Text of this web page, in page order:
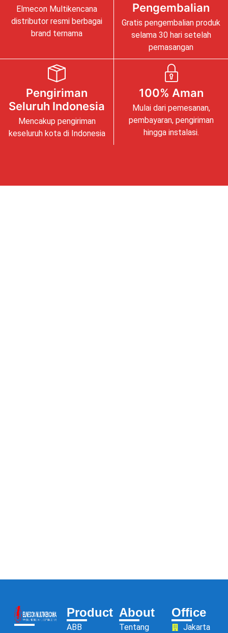
Elmecon Multikencana
distributor resmi berbagai
brand ternama
Pengembalian
Gratis pengembalian produk
selama 30 hari setelah
pemasangan
Pengiriman
Seluruh Indonesia
Mencakup pengiriman
keseluruh kota di Indonesia
100% Aman
Mulai dari pemesanan,
pembayaran, pengiriman
hingga instalasi.
Product
ABB
About
Tentang
Office
Jakarta